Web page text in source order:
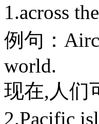
1.across
例句：
world.
现在,人们
2.Pacific